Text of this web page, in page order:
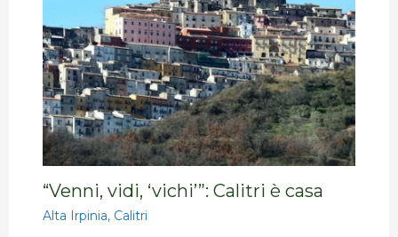
“Venni, vidi, ‘vichi’”: Calitri è casa
Alta Irpinia, Calitri